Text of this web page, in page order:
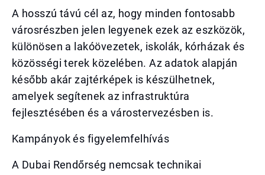
A hosszú távú cél az, hogy minden fontosabb
városrészben jelen legyenek ezek az eszközök,
különösen a lakóövezetek, iskolák, kórházak és
közösségi terek közelében. Az adatok alapján
később akár zajtérképek is készülhetnek,
amelyek segítenek az infrastruktúra
fejlesztésében és a várostervezésben is.
Kampányok és figyelemfelhívás
A Dubai Rendőrség nemcsak technikai